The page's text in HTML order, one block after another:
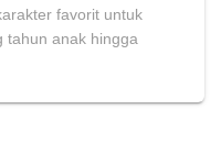
favorit untuk
tahun anak hingga